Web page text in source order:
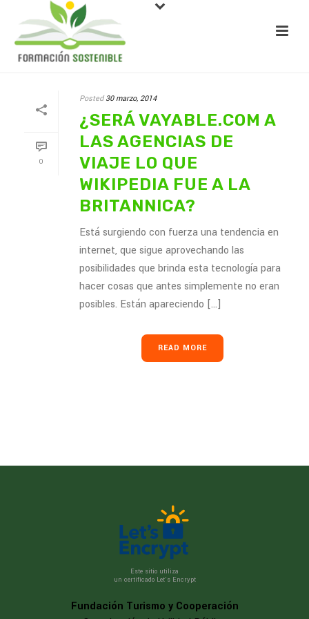
0
Posted 30 marzo, 2014
¿SERÁ VAYABLE.COM A
LAS AGENCIAS DE
VIAJE LO QUE
WIKIPEDIA FUE A LA
BRITANNICA?
Está surgiendo con fuerza una tendencia en
internet, que sigue aprovechando las
posibilidades que brinda esta tecnología para
hacer cosas que antes simplemente no eran
posibles. Están apareciendo [...]
READ MORE
Este sitio utiliza
un certificado Let’s Encrypt
Fundación Turismo y Cooperación